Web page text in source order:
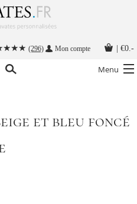
(296) Mon compte €0.-
Menu
et bleu foncé